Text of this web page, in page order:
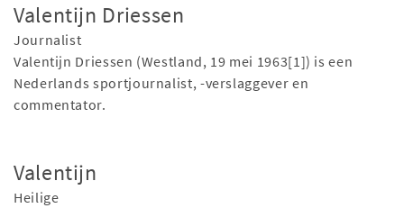
Valentijn Driessen
Journalist
Valentijn Driessen (Westland, 19 mei 1963[1]) is een
Nederlands sportjournalist, -verslaggever en
commentator.
Valentijn
Heilige